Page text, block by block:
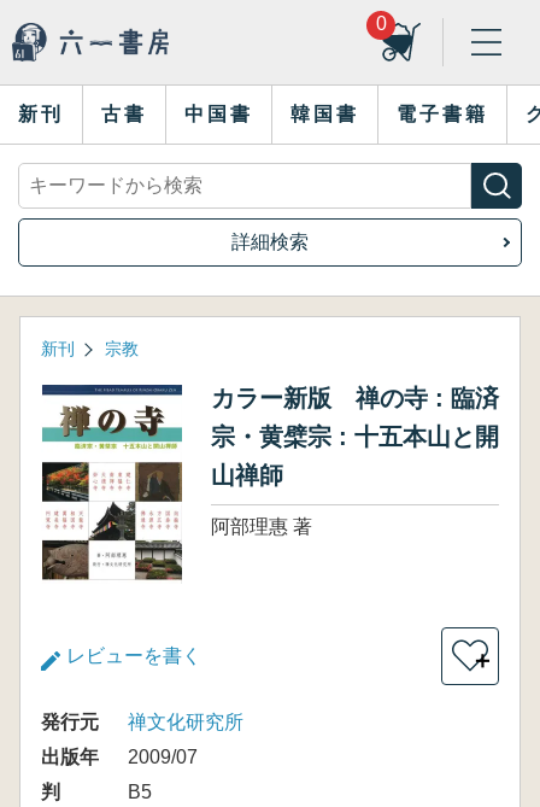
0
新刊 古書 中国書 韓国書 電子書籍
詳細検索
新刊 宗教
カラー新版 禅の寺 : 臨済
宗・黄檗宗 : 十五本山と開
山禅師
阿部理惠 著
レビューを書く ＋
発行元
禅文化研究所
出版年
2009/07
判
B5